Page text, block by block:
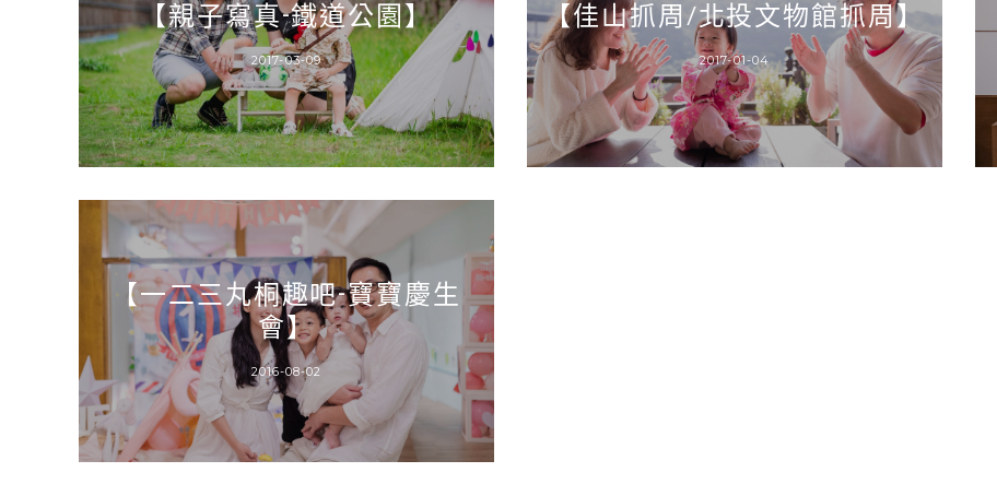
【親子寫真-鐵道公園】
2017-03-09
【佳山抓周/北投文物館抓周】
2017-01-04
【一二三丸桐趣吧-寶寶慶生
會】
2016-08-02